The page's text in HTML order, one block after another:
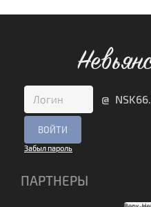
@
Забыл пароль
ПАРТНЕРЫ